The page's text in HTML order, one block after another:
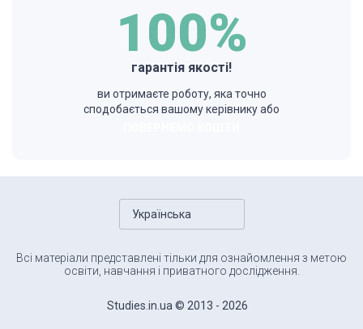
100%
гарантія якості!
ви отримаєте роботу, яка точно
сподобається вашому керівнику або
Українська
Studies.in.ua © 2013 - 2026
Всі матеріали представлені тільки для ознайомлення з метою
освіти, навчання і приватного дослідження.